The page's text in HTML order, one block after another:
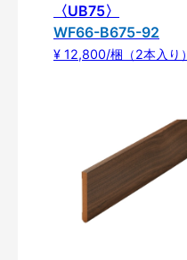
〈UB75〉
WF66-B675-92
¥ 12,800/梱（2本入り）